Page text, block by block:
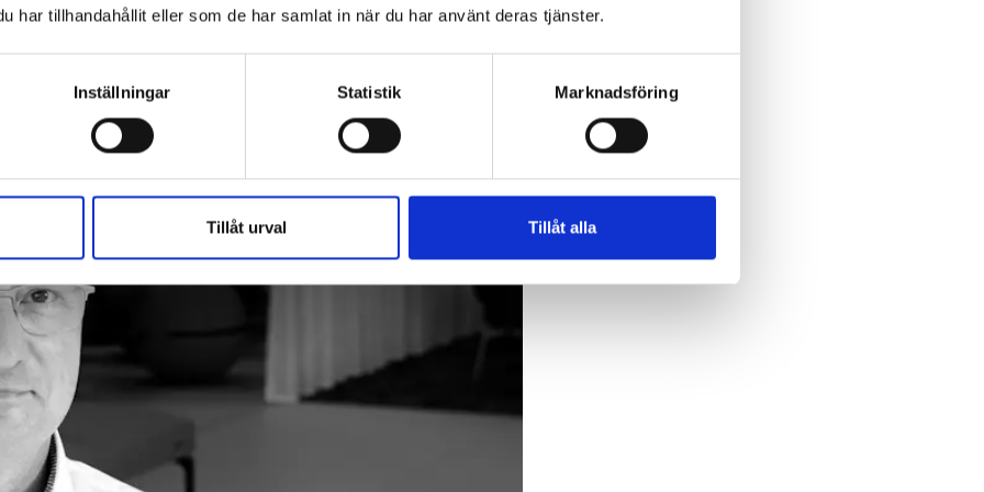
har tillhandahållit eller som de har samlat in när du har använt deras tjänster.
Inställningar Statistik Marknadsföring
Tillåt urval Tillåt alla